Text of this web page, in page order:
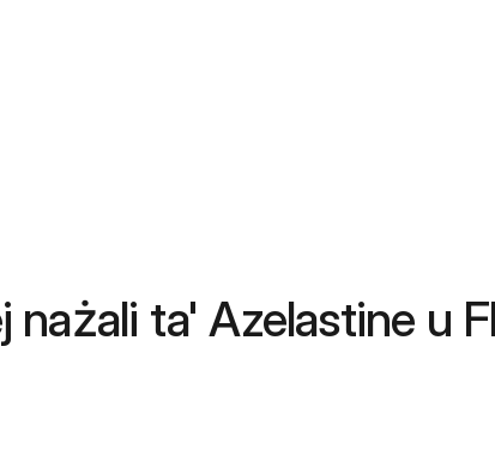
nażali ta' Azelastine u